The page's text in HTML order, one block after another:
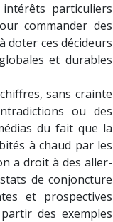
particuliers
commander des
doter ces décideurs
et durables
sans crainte
ou des
du fait que la
à chaud par les
a droit à des aller-
de conjoncture
et prospectives
des exemples